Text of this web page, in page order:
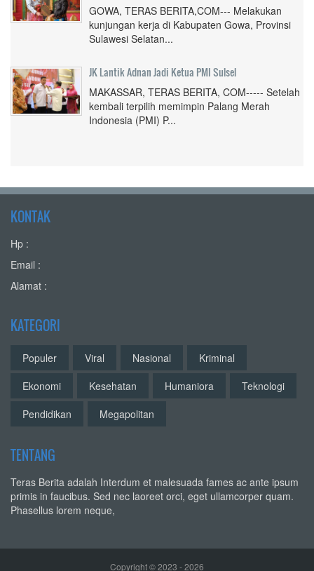
GOWA, TERAS BERITA,COM--- Melakukan
kunjungan kerja di Kabupaten Gowa, Provinsi
Sulawesi Selatan...
JK Lantik Adnan Jadi Ketua PMI Sulsel
MAKASSAR, TERAS BERITA, COM----- Setelah
kembali terpilih memimpin Palang Merah
Indonesia (PMI) P...
KONTAK
Hp :
Email :
Alamat :
KATEGORI
Populer Viral Nasional
Kriminal
Ekonomi
Kesehatan Humaniora
Teknologi
Pendidikan
Megapolitan
TENTANG
Teras Berita adalah Interdum et malesuada fames ac ante ipsum
primis in faucibus. Sed nec laoreet orci, eget ullamcorper quam.
Phasellus lorem neque,
Copyright © 2023 - 2026